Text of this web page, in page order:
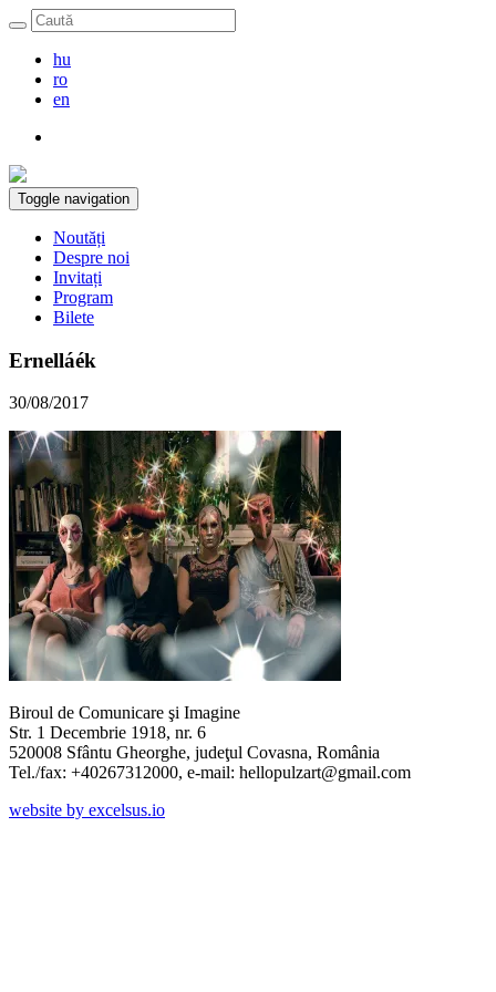
hu
ro
en
Toggle navigation
Noutăți
Despre noi
Invitați
Program
Bilete
Ernelláék
30/08/2017
Biroul de Comunicare şi Imagine
Str. 1 Decembrie 1918, nr. 6
520008 Sfântu Gheorghe, judeţul Covasna, România
Tel./fax: +40267312000, e-mail: hellopulzart@gmail.com
website by excelsus.io